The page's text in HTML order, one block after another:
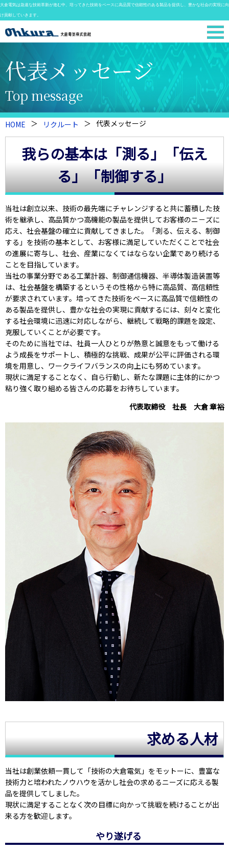
大倉電気は急速な技術革新が進む中、培ってきた技術をベースに高品質で信頼性のある製品を提供し、豊かな社会の実現に向
け貢献していきます。
代表メッセージ
Top message
HOME リクルート 代表メッセージ
我らの基本は「測る」「伝え
る」「制御する」
当社は創立以来、技術の最先端にチャレンジすると共に蓄積した技
術を継承し、高品質かつ高機能の製品を提供してお客様のニ－ズに
応え、社会基盤の確立に貢献してきました。「測る、伝える、制御
する」を技術の基本として、お客様に満足していただくことで社会
の進展に寄与し、社会、産業になくてはならない企業であり続ける
ことを目指しています。
当社の事業分野である工業計器、制御通信機器、半導体製造装置等
は、社会基盤を構築するというその性格から特に高品質、高信頼性
が要求されています。培ってきた技術をベースに高品質で信頼性の
ある製品を提供し、豊かな社会の実現に貢献するには、刻々と変化
する社会環境に迅速に対応しながら、継続して戦略的課題を設定、
克服していくことが必要です。
そのために当社では、社員一人ひとりが熱意と誠意をもって働ける
よう成長をサポートし、積極的な挑戦、成果が公平に評価される環
境を用意し、ワークライフバランスの向上にも努めています。
現状に満足することなく、自ら行動し、新たな課題に主体的にかつ
粘り強く取り組める皆さんの応募をお待ちしています。
代表取締役 社長 大倉 章裕
求める人材
当社は創業依頼一貫して「技術の大倉電気」をモットーに、豊富な
技術力と培われたノウハウを活かし社会の求めるニーズに応える製
品を提供してしました。
現状に満足することなく次の目標に向かって挑戦を続けることが出
来る方を歓迎します。
やり遂げる